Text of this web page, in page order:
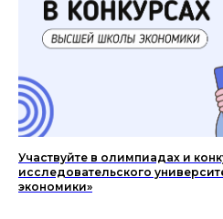
Участвуйте в олимпиадах и
исследовательского
экономики»